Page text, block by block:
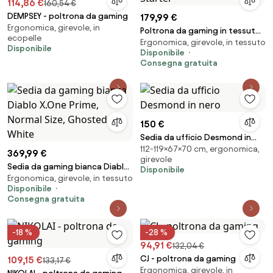
114,86 €160,54 €
DEMPSEY - poltrona da gaming
Ergonomica, girevole, in
ecopelle
Disponibile
179,99 €
Poltrona da gaming in tessuto
grigio Diablo X-Starter
Ergonomica, girevole, in tessuto
Disponibile
Consegna gratuita
369,99 €
Sedia da gaming bianca Diablo
X.One Prime, Normal Size,
Ghosted White
Ergonomica, girevole, in tessuto
Disponibile
Consegna gratuita
150 €
Sedia da ufficio Desmond in
nero
112-119×67×70 cm, ergonomica,
girevole
Disponibile
-18 %
109,15 €133,17 €
-28 %
94,91 €132,04 €
CJ - poltrona da gaming
Ergonomica, girevole, in